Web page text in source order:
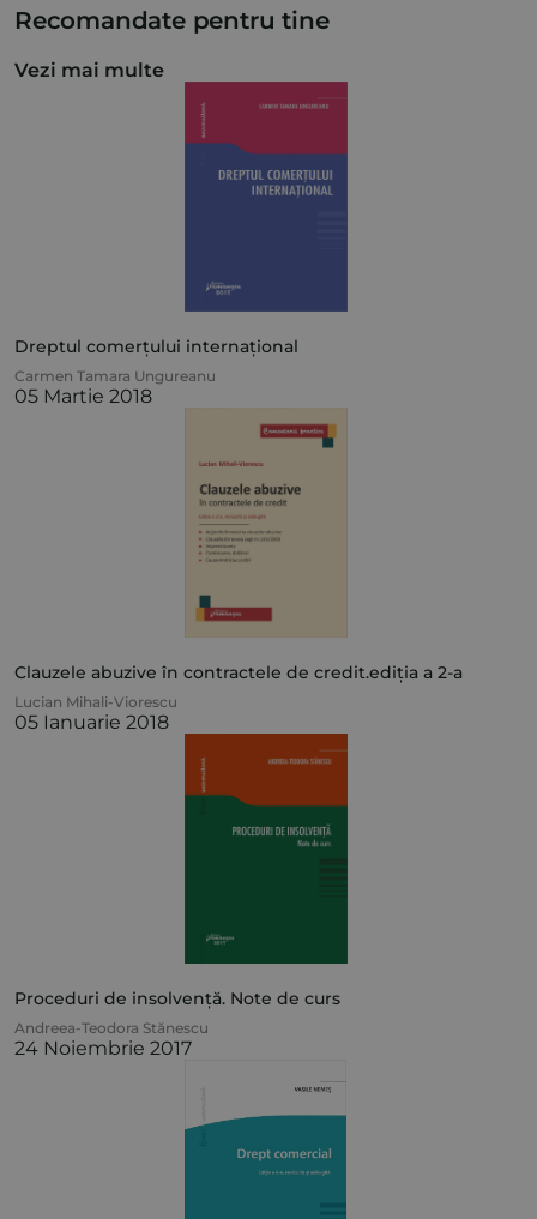
Recomandate pentru tine
Vezi mai multe
Dreptul comerțului internațional
Carmen Tamara Ungureanu
05 Martie 2018
Clauzele abuzive în contractele de credit.ediția a 2-a
Lucian Mihali-Viorescu
05 Ianuarie 2018
Proceduri de insolvență. Note de curs
Andreea-Teodora Stănescu
24 Noiembrie 2017